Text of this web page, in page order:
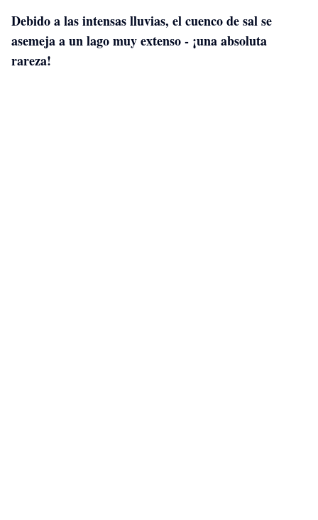
Debido a las intensas lluvias, el cuenco de sal se
asemeja a un lago muy extenso - ¡una absoluta
rareza!